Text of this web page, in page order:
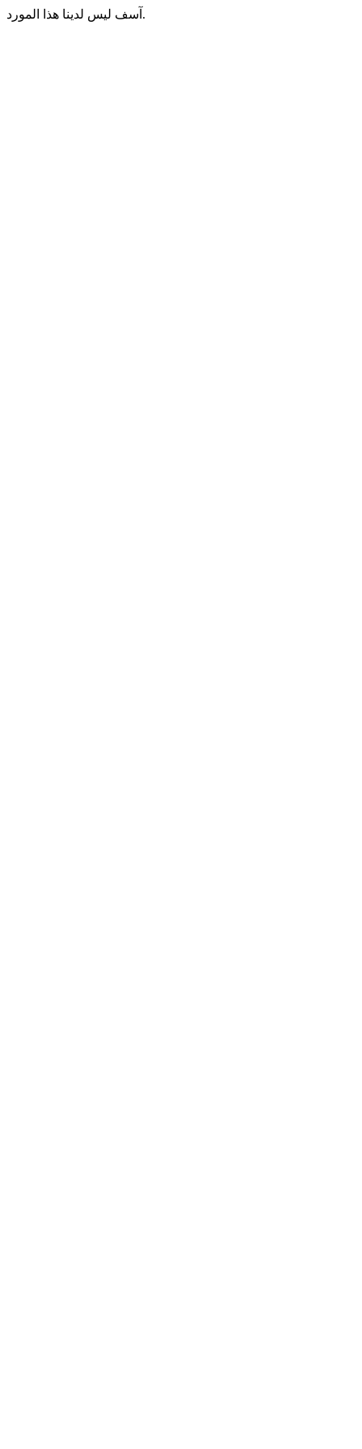
آسف ليس لدينا هذا المورد.